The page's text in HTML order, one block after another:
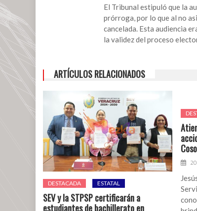
TEPJF
contra
elección
presidencial
El Tribunal estipuló que la
prórroga, por lo que al no
cancelada. Esta audiencia
la validez del proceso
ARTÍCULOS RELACIONADOS
DESTACADA ESTATAL
SEV y la STPSP certificarán a
estudiantes de bachillerato en